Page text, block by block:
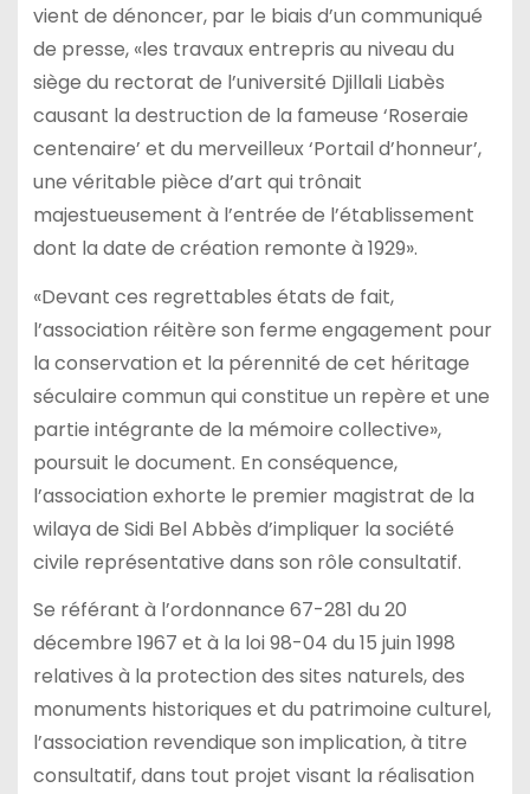
vient de dénoncer, par le biais d’un communiqué
de presse, «les travaux entrepris au niveau du
siège du rectorat de l’université Djillali Liabès
causant la destruction de la fameuse ‘Roseraie
centenaire’ et du merveilleux ‘Portail d’honneur’,
une véritable pièce d’art qui trônait
majestueusement à l’entrée de l’établissement
dont la date de création remonte à 1929».
«Devant ces regrettables états de fait,
l’association réitère son ferme engagement pour
la conservation et la pérennité de cet héritage
séculaire commun qui constitue un repère et une
partie intégrante de la mémoire collective»,
poursuit le document. En conséquence,
l’association exhorte le premier magistrat de la
wilaya de Sidi Bel Abbès d’impliquer la société
civile représentative dans son rôle consultatif.
Se référant à l’ordonnance 67-281 du 20
décembre 1967 et à la loi 98-04 du 15 juin 1998
relatives à la protection des sites naturels, des
monuments historiques et du patrimoine culturel,
l’association revendique son implication, à titre
consultatif, dans tout projet visant la réalisation